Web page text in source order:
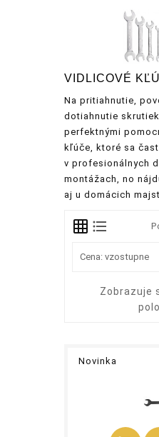
VIDLICOVÉ
Na pritiahnutie,
dotiahnutie
perfektnými
kľúče, ktoré sa
v profesionálnych
montážach, no
aj u domácich
Cena: vzostupne
Zobrazuje
Novinka